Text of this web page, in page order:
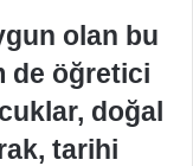
olan bu
de öğretici
doğal
tarihi